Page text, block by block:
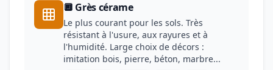
🔲 Grès cérame
Le plus courant pour les sols. Très
résistant à l'usure, aux rayures et à
l'humidité. Large choix de décors :
imitation bois, pierre, béton, marbre...